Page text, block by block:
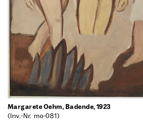
Mar­ga­re­te Oehm, Baden­de, 1923
(Inv.-Nr. mo-081)